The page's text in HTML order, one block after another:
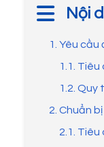
Nội
1. Yêu cầu
1.1.
1.2. Quy
2. Chuẩn
2.1.